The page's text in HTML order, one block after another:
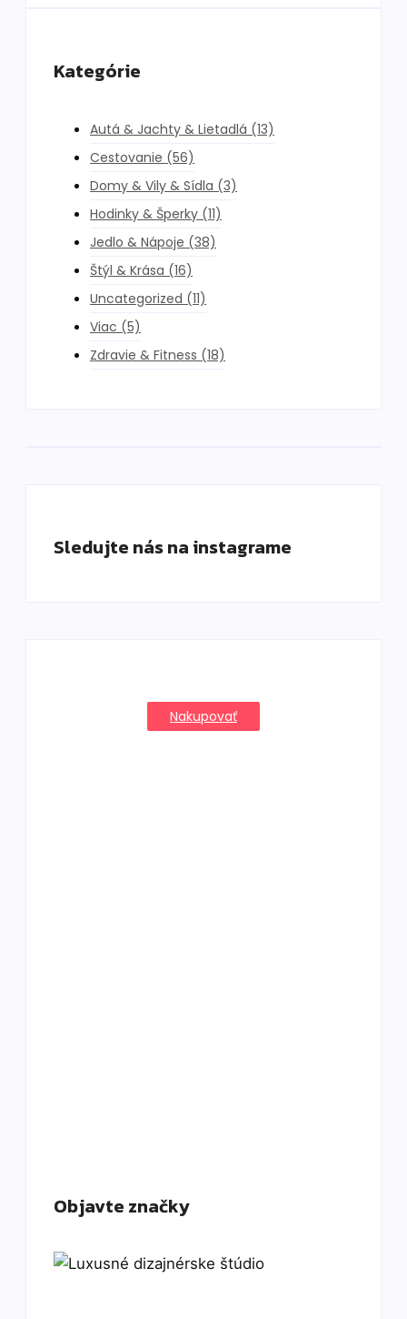
Kategórie
Autá & Jachty & Lietadlá (13)
Cestovanie (56)
Domy & Vily & Sídla (3)
Hodinky & Šperky (11)
Jedlo & Nápoje (38)
Štýl & Krása (16)
Uncategorized (11)
Viac (5)
Zdravie & Fitness (18)
Sledujte nás na instagrame
Nakupovať
Objavte značky